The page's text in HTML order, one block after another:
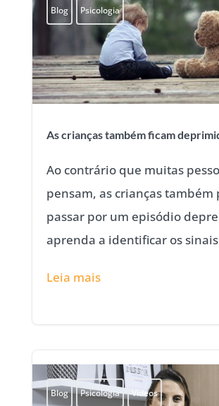
Blog Psicologia
As crianças também ficam
Ao contrário que muitas
pensam, as crianças também
passar por um episódio
aprenda a identificar os
Leia mais
Blog Psicologia Vídeos